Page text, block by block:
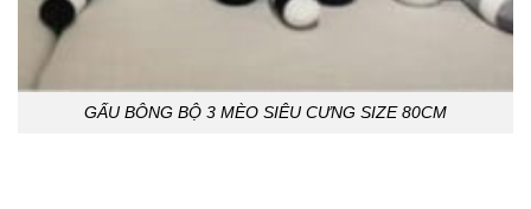
GẤU BÔNG BỘ 3 MÈO SIÊU CƯNG SIZE 80CM